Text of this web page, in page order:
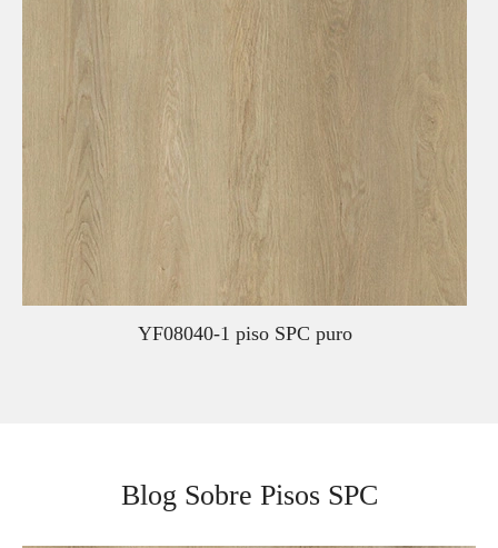
YF08040-1 piso SPC puro
Blog Sobre Pisos SPC